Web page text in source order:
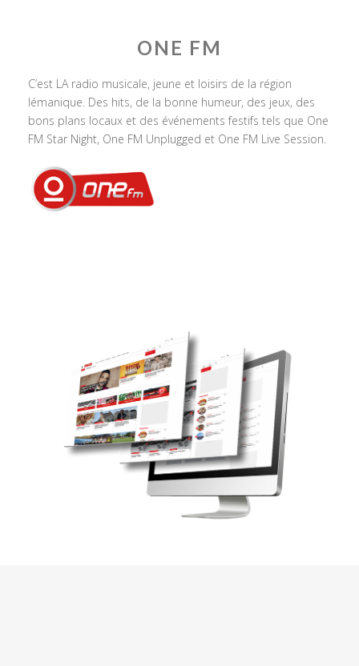
ONE FM
C’est LA radio musicale, jeune et loisirs de la région
lémanique. Des hits, de la bonne humeur, des jeux, des
bons plans locaux et des événements festifs tels que One
FM Star Night, One FM Unplugged et One FM Live Session.